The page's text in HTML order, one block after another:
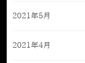
2021年5月
2021年4月